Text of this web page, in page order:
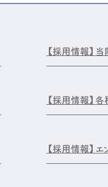
【採用情報】 当
【採用情報】 各
【採用情報】 エ